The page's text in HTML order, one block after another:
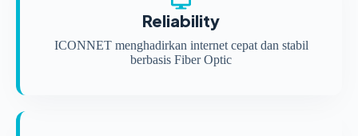
Reliability
ICONNET menghadirkan internet cepat dan stabil
berbasis Fiber Optic